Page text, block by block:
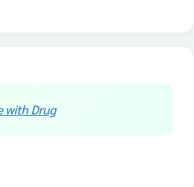
with Drug